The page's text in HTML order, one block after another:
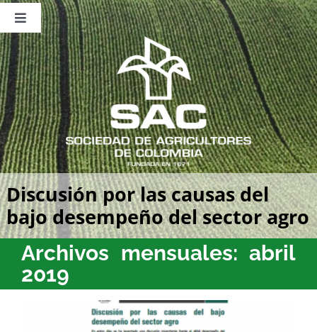
Saltar
contenido
Toggle
Navigation
Nosotros
Publicaciones
Sala de Prensa
Eventos
Discusión por las causas del
bajo desempeño del sector agro
Archivos mensuales: abril
2019